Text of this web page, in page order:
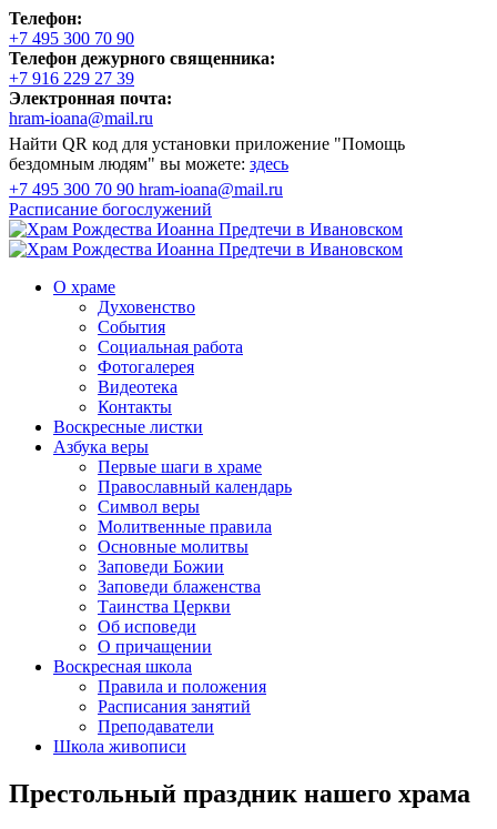
Телефон:
+7 495 300 70 90
Телефон дежурного священника:
+7 916 229 27 39
Электронная почта:
hram-ioana@mail.ru
Найти QR код для установки приложение "Помощь
бездомным людям" вы можете: здесь
+7 495 300 70 90 hram-ioana@mail.ru
Расписание богослужений
О храме
Духовенство
События
Социальная работа
Фотогалерея
Видеотека
Контакты
Воскресные листки
Азбука веры
Первые шаги в храме
Православный календарь
Символ веры
Молитвенные правила
Основные молитвы
Заповеди Божии
Заповеди блаженства
Таинства Церкви
Об исповеди
О причащении
Воскресная школа
Правила и положения
Расписания занятий
Преподаватели
Школа живописи
Престольный праздник нашего храма